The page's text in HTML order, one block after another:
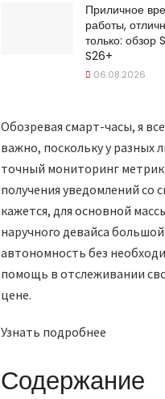
Приличное
работы,
только:
S26+
06.08.2026
Обозревая смарт-часы, я
важно, поскольку у
точный мониторинг
получения уведомлений со
кажется, для основной
наручного девайса
автономность без
помощь в отслеживании
цене.
Узнать подробнее
Содержание